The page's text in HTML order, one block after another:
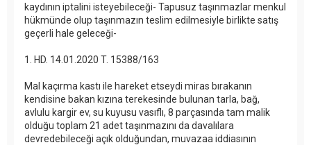
kaydının iptalini isteyebileceği- Tapusuz taşınmazlar menkul
hükmünde olup taşınmazın teslim edilmesiyle birlikte satış
geçerli hale geleceği-
1. HD. 14.01.2020 T. 15388/163
Mal kaçırma kastı ile hareket etseydi miras bırakanın
kendisine bakan kızına terekesinde bulunan tarla, bağ,
avlulu kargir ev, su kuyusu vasıflı, 8 parçasında tam malik
olduğu toplam 21 adet taşınmazını da davalılara
devredebileceği açık olduğundan, muvazaa iddiasının